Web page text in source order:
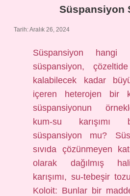
Süspansiyon
Tarih: Aralık 26, 2024
Süspansiyon hangi
süspansiyon,
kalabilecek kadar
içeren heterojen bir
süspansiyonun
kum-su karışımı
süspansiyon mu?
sıvıda çözünmeyen
olarak dağılmış
karışımı, su-tebeşir
Koloit: Bunlar bir